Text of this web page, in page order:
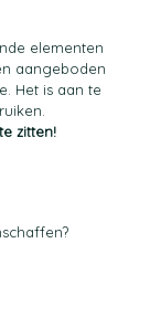
elementen
aangeboden
Het is aan te
zitten!